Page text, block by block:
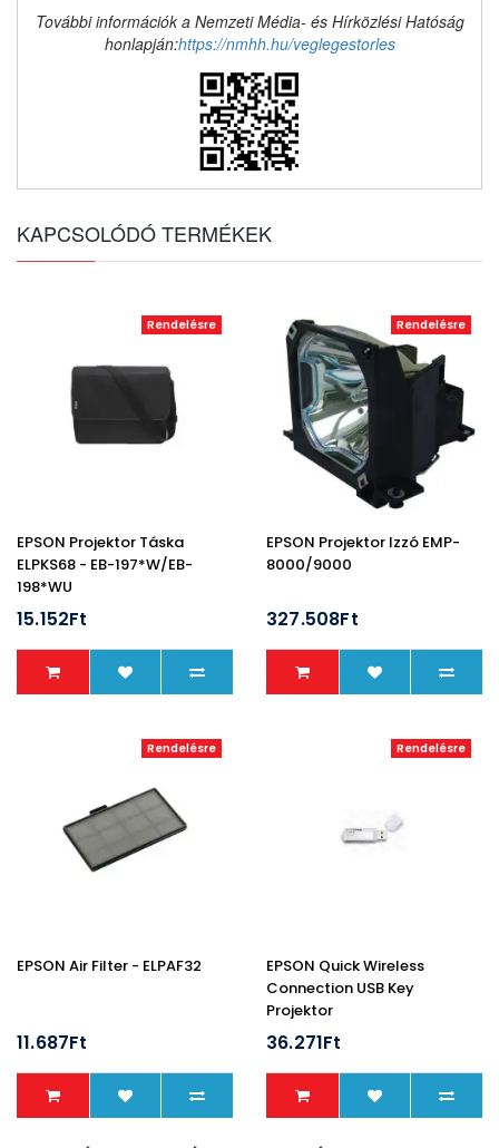
További információk a Nemzeti Média- és Hírközlési Hatóság
honlapján:https://nmhh.hu/veglegestorles
KAPCSOLÓDÓ TERMÉKEK
Rendelésre
EPSON Projektor Táska
ELPKS68 - EB-197*W/EB-
198*WU
15.152Ft
Rendelésre
EPSON Projektor Izzó EMP-
8000/9000
327.508Ft
Rendelésre
EPSON Air Filter - ELPAF32
11.687Ft
Rendelésre
EPSON Quick Wireless
Connection USB Key
Projektor
36.271Ft